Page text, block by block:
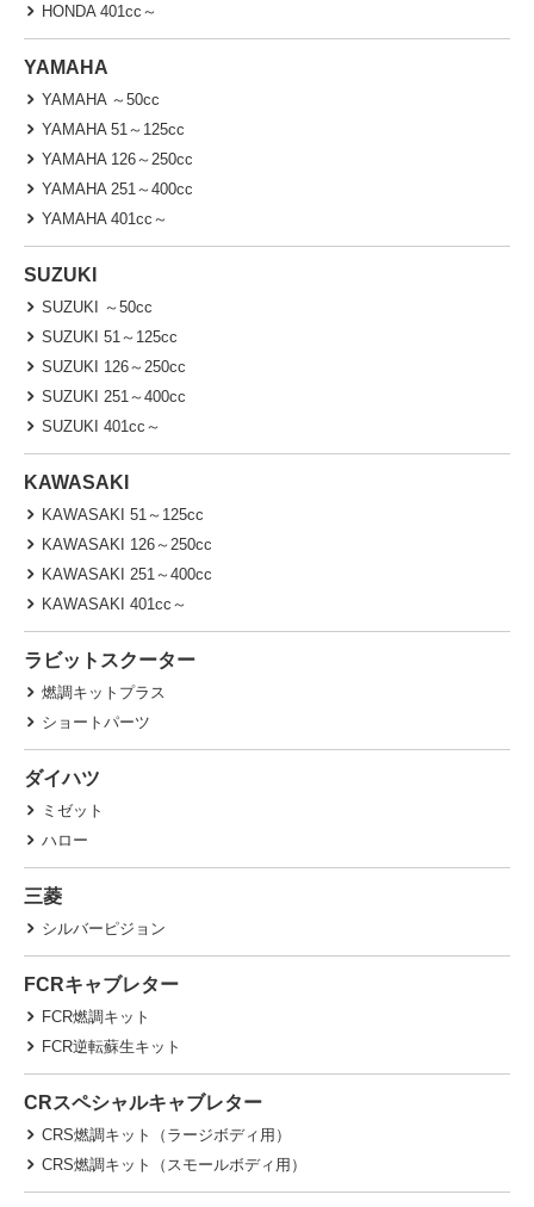
HONDA 401cc～
YAMAHA
YAMAHA ～50cc
YAMAHA 51～125cc
YAMAHA 126～250cc
YAMAHA 251～400cc
YAMAHA 401cc～
SUZUKI
SUZUKI ～50cc
SUZUKI 51～125cc
SUZUKI 126～250cc
SUZUKI 251～400cc
SUZUKI 401cc～
KAWASAKI
KAWASAKI 51～125cc
KAWASAKI 126～250cc
KAWASAKI 251～400cc
KAWASAKI 401cc～
ラビットスクーター
燃調キットプラス
ショートパーツ
ダイハツ
ミゼット
ハロー
三菱
シルバーピジョン
FCRキャブレター
FCR燃調キット
FCR逆転蘇生キット
CRスペシャルキャブレター
CRS燃調キット（ラージボディ用）
CRS燃調キット（スモールボディ用）